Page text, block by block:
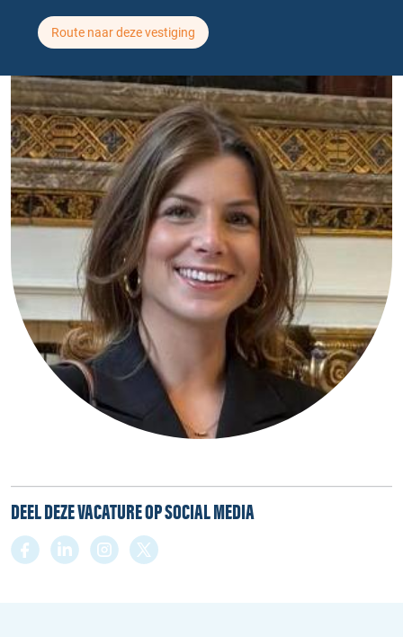
Route naar deze vestiging
DEEL DEZE VACATURE OP SOCIAL MEDIA